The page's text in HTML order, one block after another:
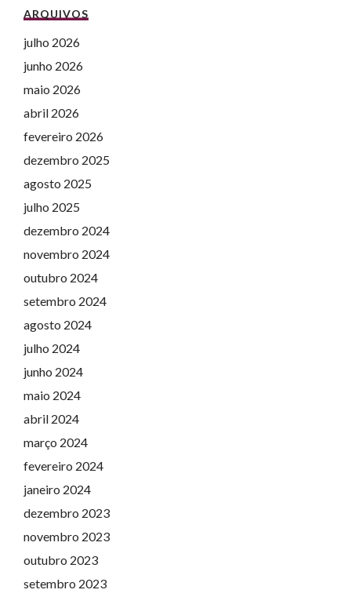
ARQUIVOS
julho 2026
junho 2026
maio 2026
abril 2026
fevereiro 2026
dezembro 2025
agosto 2025
julho 2025
dezembro 2024
novembro 2024
outubro 2024
setembro 2024
agosto 2024
julho 2024
junho 2024
maio 2024
abril 2024
março 2024
fevereiro 2024
janeiro 2024
dezembro 2023
novembro 2023
outubro 2023
setembro 2023